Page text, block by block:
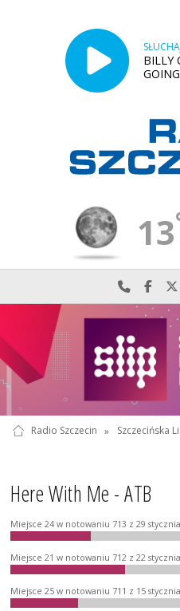
BILLY
13
Radio Szczecin » Szczecińska
Here With Me - ATB
Miejsce 24 w notowaniu 713 z 29
Miejsce 21 w notowaniu 712 z 22
Miejsce 25 w notowaniu 711 z 15